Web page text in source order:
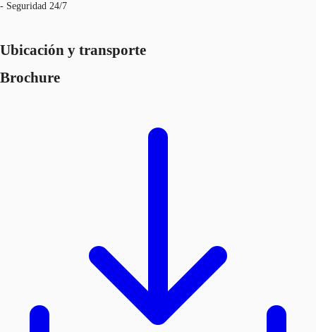
- Seguridad 24/7
Ubicación y transporte
Brochure